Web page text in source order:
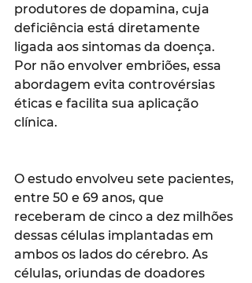
produtores de dopamina, cuja
deficiência está diretamente
ligada aos sintomas da doença.
Por não envolver embriões, essa
abordagem evita controvérsias
éticas e facilita sua aplicação
clínica.
O estudo envolveu sete pacientes,
entre 50 e 69 anos, que
receberam de cinco a dez milhões
dessas células implantadas em
ambos os lados do cérebro. As
células, oriundas de doadores